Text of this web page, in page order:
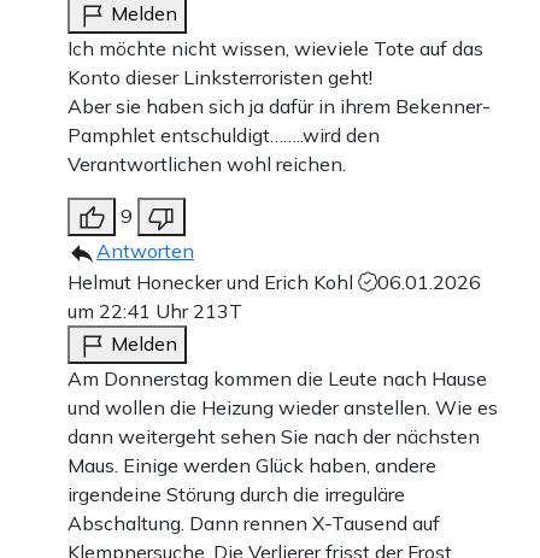
Melden
Ich möchte nicht wissen, wieviele Tote auf das
Konto dieser Linksterroristen geht!
Aber sie haben sich ja dafür in ihrem Bekenner-
Pamphlet entschuldigt……..wird den
Verantwortlichen wohl reichen.
9
Antworten
Helmut Honecker und Erich Kohl
06.01.2026
um 22:41 Uhr 213T
Melden
Am Donnerstag kommen die Leute nach Hause
und wollen die Heizung wieder anstellen. Wie es
dann weitergeht sehen Sie nach der nächsten
Maus. Einige werden Glück haben, andere
irgendeine Störung durch die irreguläre
Abschaltung. Dann rennen X-Tausend auf
Klempnersuche. Die Verlierer frisst der Frost.